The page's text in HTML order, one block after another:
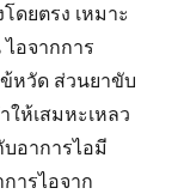
ดยตรง เหมาะ
อจากการ
หวัด ส่วนยาขับ
ห้เสมหะเหลว
อาการไอมี
ารไอจาก